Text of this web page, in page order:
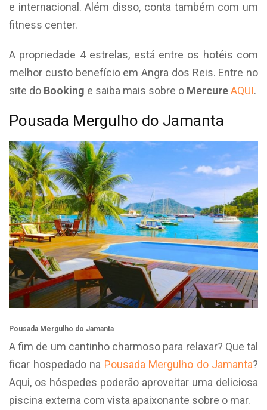
e internacional. Além disso, conta também com um
fitness center.
A propriedade 4 estrelas, está entre os hotéis com
melhor custo benefício em Angra dos Reis. Entre no
site do Booking e saiba mais sobre o MercureAQUI.
Pousada Mergulho do Jamanta
Pousada Mergulho do Jamanta
A fim de um cantinho charmoso para relaxar? Que tal
ficar hospedado na Pousada Mergulho do Jamanta?
Aqui, os hóspedes poderão aproveitar uma deliciosa
piscina externa com vista apaixonante sobre o mar.